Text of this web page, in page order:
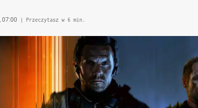
, 07:00 | Przeczytasz w 6 min.